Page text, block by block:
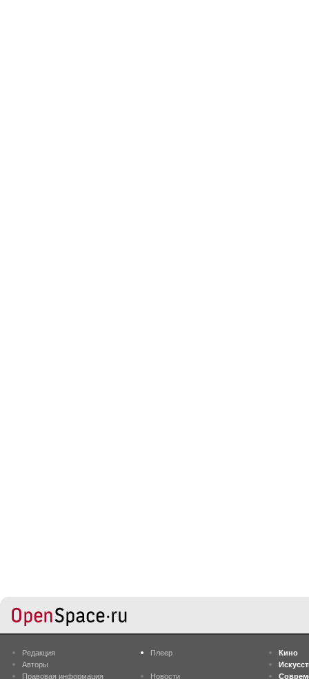
Редакция
Авторы
Правовая информация
Плеер
Новости
Кино